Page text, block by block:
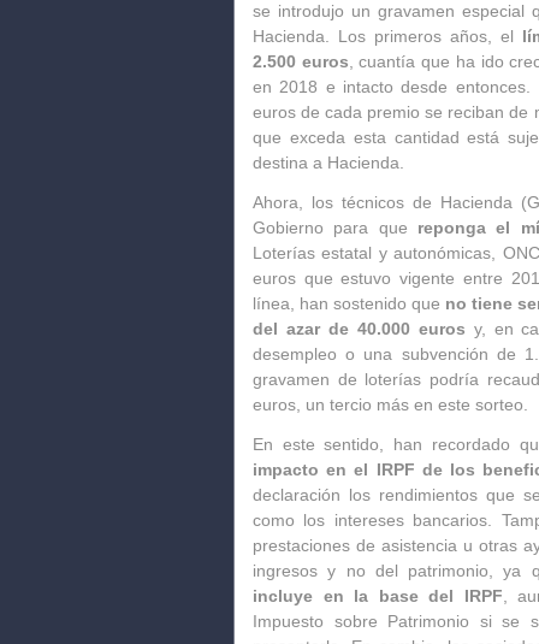
se introdujo un gravamen especial
Hacienda. Los primeros años, el
2.500 euros , cuantía que ha ido
en 2018 e intacto desde
euros de cada premio se reciban
que exceda esta cantidad está
destina a Hacienda.
Ahora, los técnicos de Hacienda
Gobierno para que reponga el
Loterías estatal y autonómicas,
euros que estuvo vigente entre
línea, han sostenido que no tiene
del azar de 40.000 euros y, en
desempleo o una subvención de
gravamen de loterías podría
euros, un tercio más en este sorteo.
En este sentido, han recordado
impacto en el IRPF de los
declaración los rendimientos que
como los intereses bancarios.
prestaciones de asistencia u otras
ingresos y no del patrimonio, ya
incluye en la base del IRPF ,
Impuesto sobre Patrimonio si se